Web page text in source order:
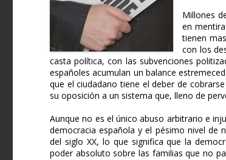
Millones
en
tienen
con los
casta política, con las subvenciones
españoles acumulan un balance
que el ciudadano tiene el deber de
su oposición a un sistema que, lleno de
Aunque no es el único abuso arbitrario e
democracia española y el pésimo nivel de
del siglo XX, lo que significa que la
poder absoluto sobre las familias que no